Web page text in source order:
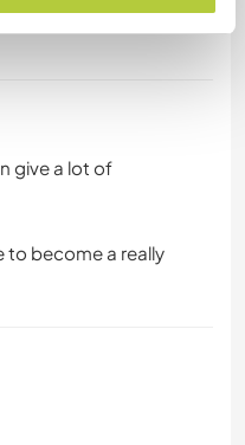
give a lot of
to become a really